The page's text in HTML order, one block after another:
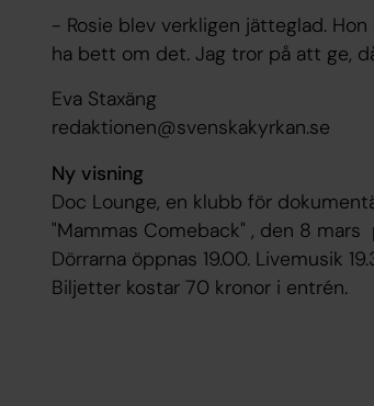
- Rosie blev verkligen jätteglad.
ha bett om det. Jag tror på att ge,
Eva Staxäng
redaktionen@svenskakyrkan.se
Ny visning
Doc Lounge, en klubb för
"Mammas Comeback" , den 8 mars
Dörrarna öppnas 19.00. Livemusik
Biljetter kostar 70 kronor i entrén.